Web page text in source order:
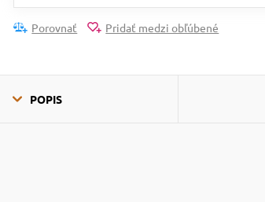
Porovnať Pridať medzi obľúbené
POPIS